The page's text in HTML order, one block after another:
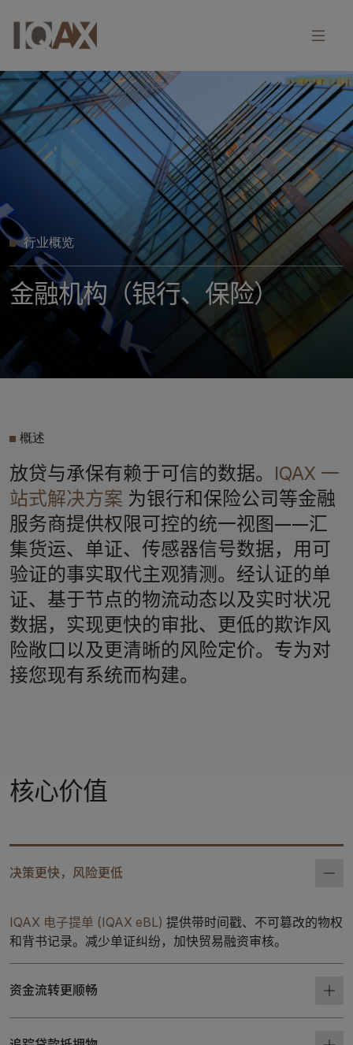
行业概览
金融机构（银行、保险）
概述
放贷与承保有赖于可信的数据。 IQAX 一
站式解决方案 为银行和保险公司等金融
服务商提供权限可控的统一视图——汇
集货运、单证、传感器信号数据，用可
验证的事实取代主观猜测。经认证的单
证、基于节点的物流动态以及实时状况
数据，实现更快的审批、更低的欺诈风
险敞口以及更清晰的风险定价。专为对
接您现有系统而构建。
核心价值
决策更快，风险更低
IQAX 电子提单 (IQAX eBL) 提供带时间戳、不可篡改的物权
和背书记录。减少单证纠纷，加快贸易融资审核。
资金流转更顺畅